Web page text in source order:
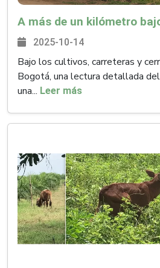
2025-10-14
Bajo los cultivos, carreteras y
Bogotá, una lectura detallada
una... Leer más